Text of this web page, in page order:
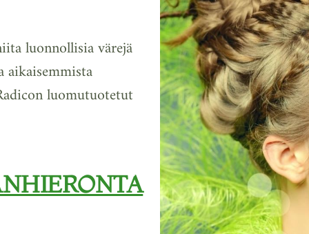
luonnollisia värejä
aikaisemmista
luomutuotetut